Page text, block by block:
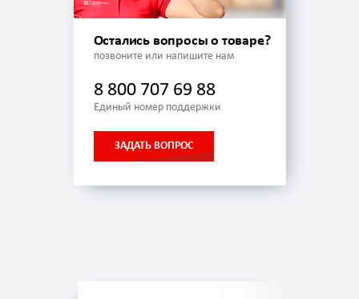
Остались вопросы о товаре?
позвоните или напишите нам
8 800 707 69 88
Единый номер поддержки
ЗАДАТЬ ВОПРОС